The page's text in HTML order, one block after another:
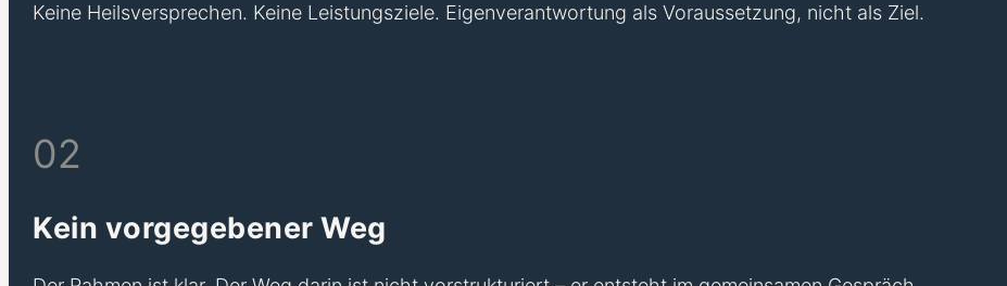
Keine Heilsversprechen. Keine Leistungsziele. Eigenverantwortung als Voraussetzung, nicht als Ziel.
02
Kein vorgegebener Weg